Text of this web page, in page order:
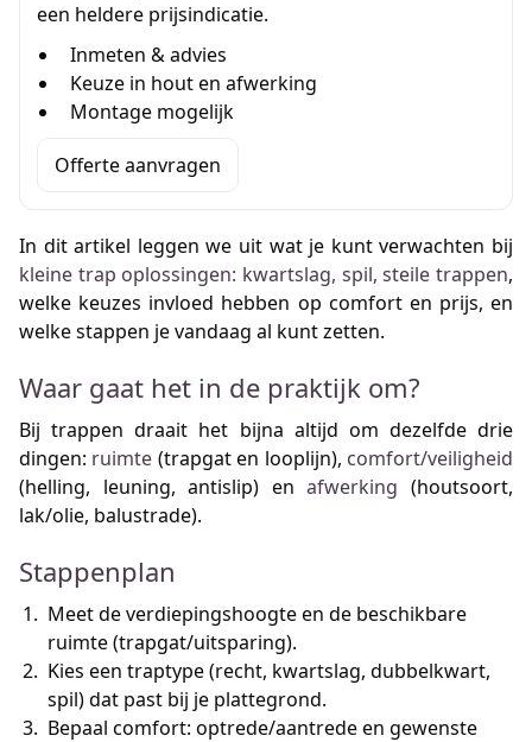
een heldere prijsindicatie.
Inmeten & advies
Keuze in hout en afwerking
Montage mogelijk
Offerte aanvragen
In dit artikel leggen we uit wat je kunt verwachten bij
kleine trap oplossingen: kwartslag, spil, steile trappen,
welke keuzes invloed hebben op comfort en prijs, en
welke stappen je vandaag al kunt zetten.
Waar gaat het in de praktijk om?
Bij trappen draait het bijna altijd om dezelfde drie
dingen: ruimte (trapgat en looplijn), comfort/veiligheid
(helling, leuning, antislip) enafwerking (houtsoort,
lak/olie, balustrade).
Stappenplan
Meet de verdiepingshoogte en de beschikbare
ruimte (trapgat/uitsparing).
Kies een traptype (recht, kwartslag, dubbelkwart,
spil) dat past bij je plattegrond.
Bepaal comfort: optrede/aantrede en gewenste